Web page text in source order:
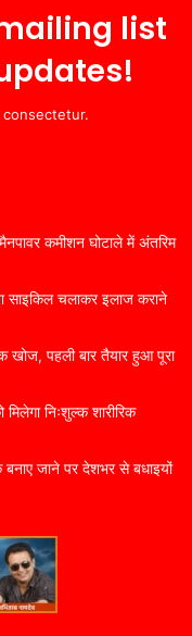
list
कमीशन घोटाले में अंतरिम
साइकिल चलाकर इलाज कराने
खोज, पहली बार तैयार हुआ पूरा
मिलेगा निःशुल्क शारीरिक
बनाए जाने पर देशभर से बधाइयों